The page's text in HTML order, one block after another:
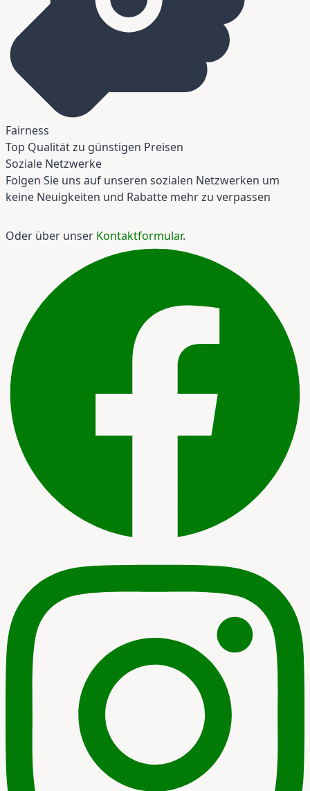
Fairness
Top Qualität zu günstigen Preisen
Soziale Netzwerke
Folgen Sie uns auf unseren sozialen Netzwerken um
keine Neuigkeiten und Rabatte mehr zu verpassen
Oder über unser Kontaktformular.